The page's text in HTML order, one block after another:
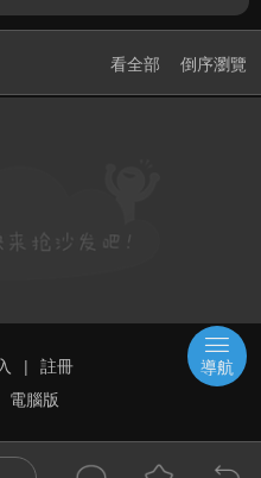
看全部 倒序瀏覽
|
註冊
電腦版
導航